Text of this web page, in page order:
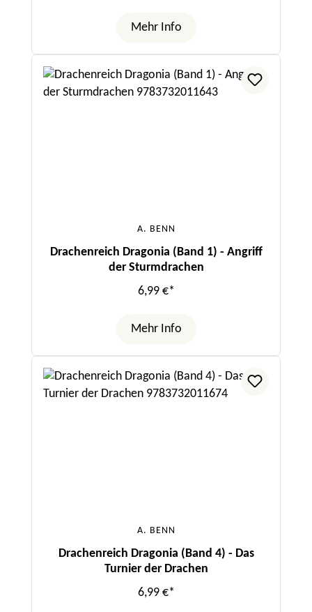
Mehr Info
A. BENN
Drachenreich Dragonia (Band 1) - Angriff
der Sturmdrachen
6,99 €*
Mehr Info
A. BENN
Drachenreich Dragonia (Band 4) - Das
Turnier der Drachen
6,99 €*